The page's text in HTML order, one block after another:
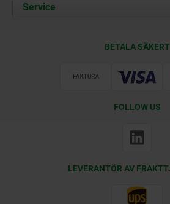
Kontakt
Documents
Service
BETALA SÄKERT
FOLLOW US
LEVERANTÖR AV